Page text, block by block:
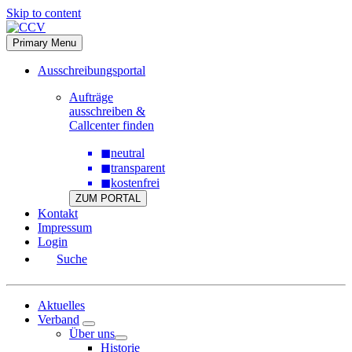
Skip to content
Primary Menu
Ausschreibungsportal
Aufträge
ausschreiben &
Callcenter finden
◼neutral
◼transparent
◼kostenfrei
ZUM PORTAL
Kontakt
Impressum
Login
Suche
Aktuelles
Verband
Über uns
Historie